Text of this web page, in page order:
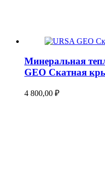
Минеральная
GEO Скатная
4 800,00 ₽